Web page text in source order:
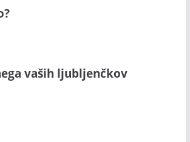
vaših ljubljenčkov